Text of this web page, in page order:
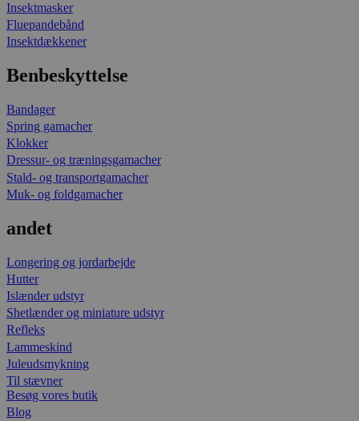
Insektmasker
Fluepandebånd
Insektdækkener
Benbeskyttelse
Bandager
Spring gamacher
Klokker
Dressur- og træningsgamacher
Stald- og transportgamacher
Muk- og foldgamacher
andet
Longering og jordarbejde
Hutter
Islænder udstyr
Shetlænder og miniature udstyr
Refleks
Lammeskind
Juleudsmykning
Til stævner
Besøg vores butik
Blog